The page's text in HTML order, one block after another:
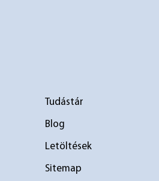
Tudástár
Blog
Letöltések
Sitemap